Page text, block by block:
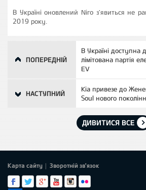
В Україні оновлений Niro з'явиться не
2019 року.
ПОПЕРЕДНІЙ
В Україні доступна
лімітована партія
EV
НАСТУПНИЙ
Kia привезе до
Soul нового
ДИВИТИСЯ ВСЕ
Карта сайту Зворотній зв'язок